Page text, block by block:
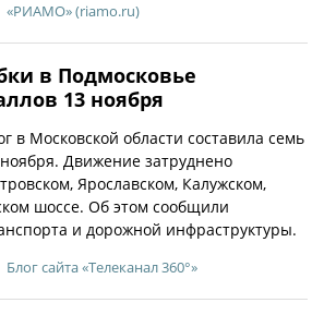
«РИАМО» (riamo.ru)
в Подмосковье
13 ноября
в Московской области составила семь
Движение затруднено
Ярославском, Калужском,
шоссе. Об этом сообщили
и дорожной инфраструктуры.
Блог сайта «Телеканал 360°»